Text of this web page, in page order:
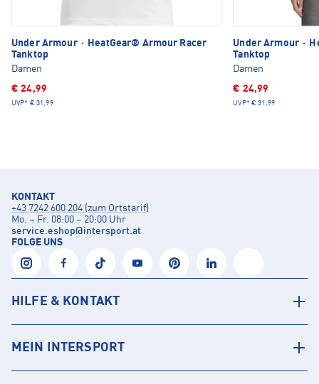
Under Armour ·
HeatGear® Armour Racer
Tanktop
Damen
€ 24,99
UVP* € 31,99
Under Armour ·
Tanktop
Damen
€ 24,99
UVP* € 31,99
KONTAKT
+43 7242 600 204 (zum Ortstarif)
Mo. – Fr. 08:00 – 20:00 Uhr
service.eshop@intersport.at
FOLGE UNS
HILFE & KONTAKT
MEIN INTERSPORT